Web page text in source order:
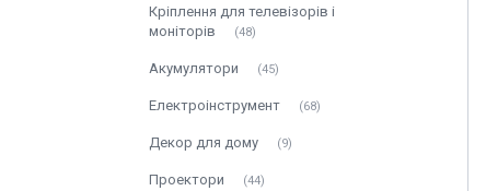
Кріплення для телевізорів і
моніторів
48
Акумулятори 45
Електроінструмент 68
Декор для дому 9
Проектори 44